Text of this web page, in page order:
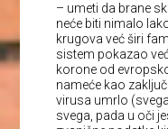
– umeti da brane
neće biti nimalo
krugova već širi
sistem pokazao
korone od
nameće kao
virusa umrlo
svega, pada u oči